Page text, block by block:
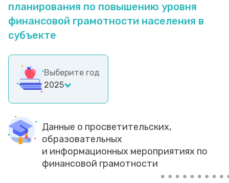
планирования по повышению уровня
финансовой грамотности населения в
субъекте
Выберите год
2025
Данные о просветительских,
образовательных
и информационных мероприятиях по
финансовой грамотности